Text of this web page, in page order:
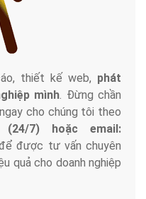
thiết kế web, phát
mình. Đừng chần
cho chúng tôi theo
7) hoặc email:
được tư vấn chuyên
quả cho doanh nghiệp